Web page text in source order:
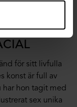
för sitt livfulla
konst är full av
har hon tagit med
sex unika